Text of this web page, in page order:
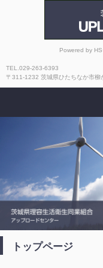
Powered by
TEL.029-263-6393
〒311-1232 茨城県ひたちなか市柳
トップページ